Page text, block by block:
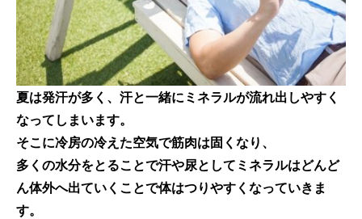
夏は発汗が多く、汗と一緒にミネラルが流れ出しやすく
なってしまいます。
そこに冷房の冷えた空気で筋肉は固くなり、
多くの水分をとることで汗や尿としてミネラルはどんど
ん体外へ出ていくことで体はつりやすくなっていきま
す。